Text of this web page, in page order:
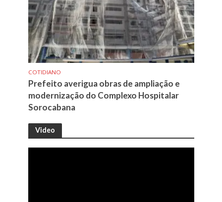
COTIDIANO
Prefeito averigua obras de ampliação e
modernização do Complexo Hospitalar
Sorocabana
Video